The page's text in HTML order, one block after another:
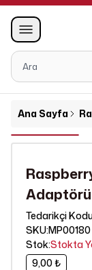
Ana Sayfa
Adaptörü
Tedarikçi
SKU:MP00180
Stok:Stokta
9,00 ₺